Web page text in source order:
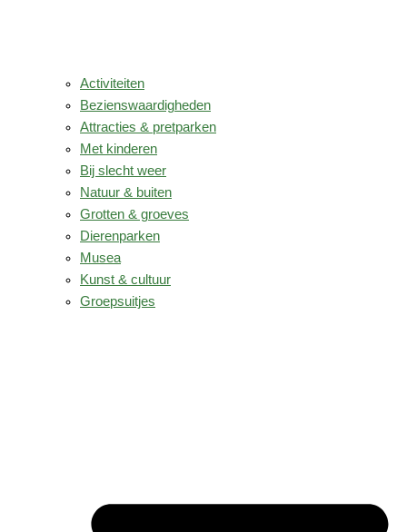
Activiteiten
Bezienswaardigheden
Attracties & pretparken
Met kinderen
Bij slecht weer
Natuur & buiten
Grotten & groeves
Dierenparken
Musea
Kunst & cultuur
Groepsuitjes